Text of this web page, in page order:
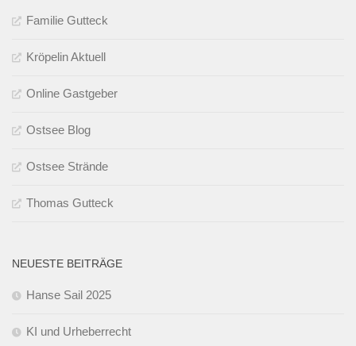
Familie Gutteck
Kröpelin Aktuell
Online Gastgeber
Ostsee Blog
Ostsee Strände
Thomas Gutteck
NEUESTE BEITRÄGE
Hanse Sail 2025
KI und Urheberrecht